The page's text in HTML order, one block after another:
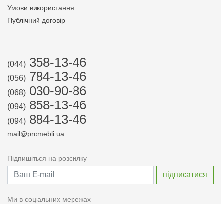
Умови використання
Публічний договір
(044) 358-13-46
(056) 784-13-46
(068) 030-90-86
(094) 858-13-46
(094) 884-13-46
mail@promebli.ua
Підпишіться на розсилку
Ми в соціальних мережах